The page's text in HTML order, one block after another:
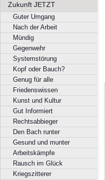
Zukunft JETZT
Guter Umgang
Nach der Arbeit
Mündig
Gegenwehr
Systemstörung
Kopf oder Bauch?
Genug für alle
Friedenswissen
Kunst und Kultur
Gut Informiert
Rechtsabbieger
Den Bach runter
Gesund und munter
Arbeitskämpfe
Rausch im Glück
Kriegszitterer